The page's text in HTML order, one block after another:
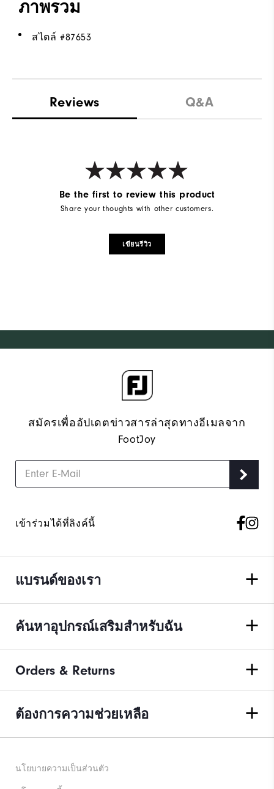
ภาพรวม
สไตล์ #87653
Reviews Q&A
Be the first to review this product
Share your thoughts with other customers.
เขียนรีวิว
สมัครเพื่ออัปเดตข่าวสารล่าสุดทางอีเมลจาก
FootJoy
เข้าร่วมได้ที่ลิงค์นี้
แบรนด์ของเรา
ค้นหาอุปกรณ์เสริมสำหรับฉัน
Orders & Returns
ต้องการความช่วยเหลือ
นโยบายความเป็นส่วนตัว